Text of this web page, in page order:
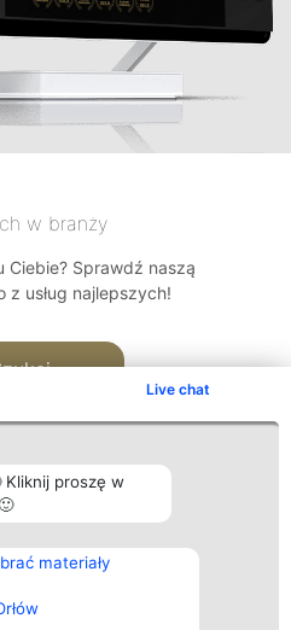
Live chat
Kliknij proszę w
materiały
w branży
Ciebie? Sprawdź naszą
usług najlepszych!
Kontakt
Kontakt